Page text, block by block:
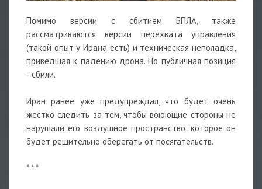
Помимо версии с сбитием БПЛА, также
рассматриваются версии перехвата управления
(такой опыт у Ирана есть) и техническая неполадка,
приведшая к падению дрона. Но публичная позиция
- сбили.
Иран ранее уже предупреждал, что будет очень
жестко следить за тем, чтобы воюющие стороны не
нарушали его воздушное пространство, которое он
будет решительно оберегать от посягательств.
* * *